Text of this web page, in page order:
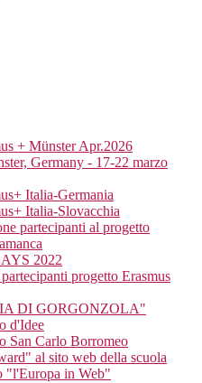
+ Münster Apr.2026
Germany - 17-22 marzo
Italia-Germania
Italia-Slovacchia
partecipanti al progetto
2022
progetto Erasmus
DI GORGONZOLA"
d'Idee
San Carlo Borromeo
al sito web della scuola
"l'Europa in Web"